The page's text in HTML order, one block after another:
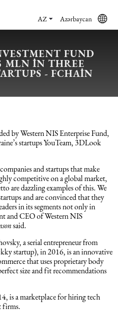
AZ Azərbaycan
FUND
MLN IN THREE
- FCHAIN
by Western NIS Enterprise Fund,
startups YouTeam, 3DLook
and startups that make
competitive on a global market,
are dazzling examples of this. We
and are convinced that they
in its segments not only in
and CEO of Western NIS
said.
a serial entrepreneur from
startup), in 2016, is an innovative
that uses proprietary body
size and fit recommendations
is a marketplace for hiring tech
firms.